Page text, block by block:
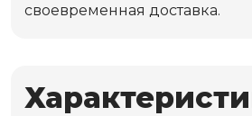
своевременная доставка.